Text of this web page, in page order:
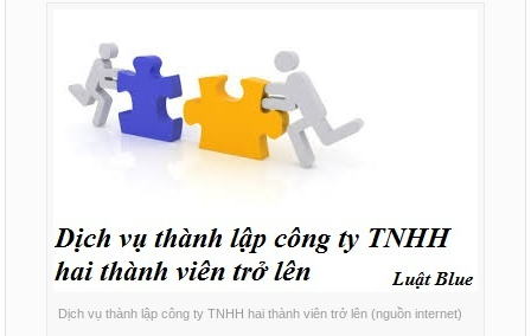
Dịch vụ thành lập công ty TNHH hai thành viên trở lên (nguồn internet)